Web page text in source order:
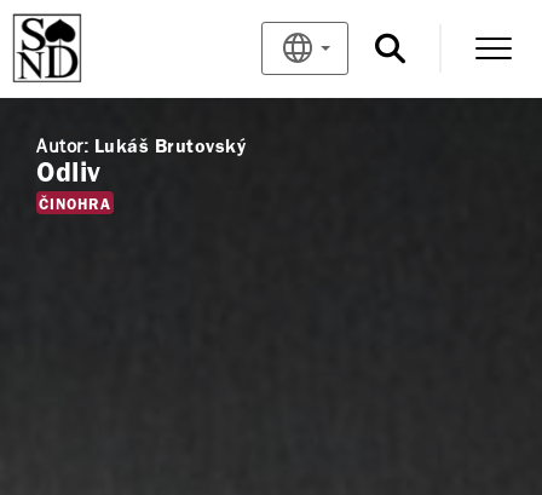
Autor: Lukáš Brutovský
Odliv
ČINOHRA